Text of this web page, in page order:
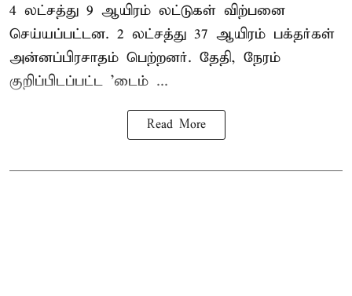
4 லட்சத்து 9 ஆயிரம் லட்டுகள் விற்பனை
செய்யப்பட்டன. 2 லட்சத்து 37 ஆயிரம் பக்தர்கள்
அன்னப்பிரசாதம் பெற்றனர். தேதி, நேரம்
குறிப்பிடப்பட்ட 'டைம் ...
Read More